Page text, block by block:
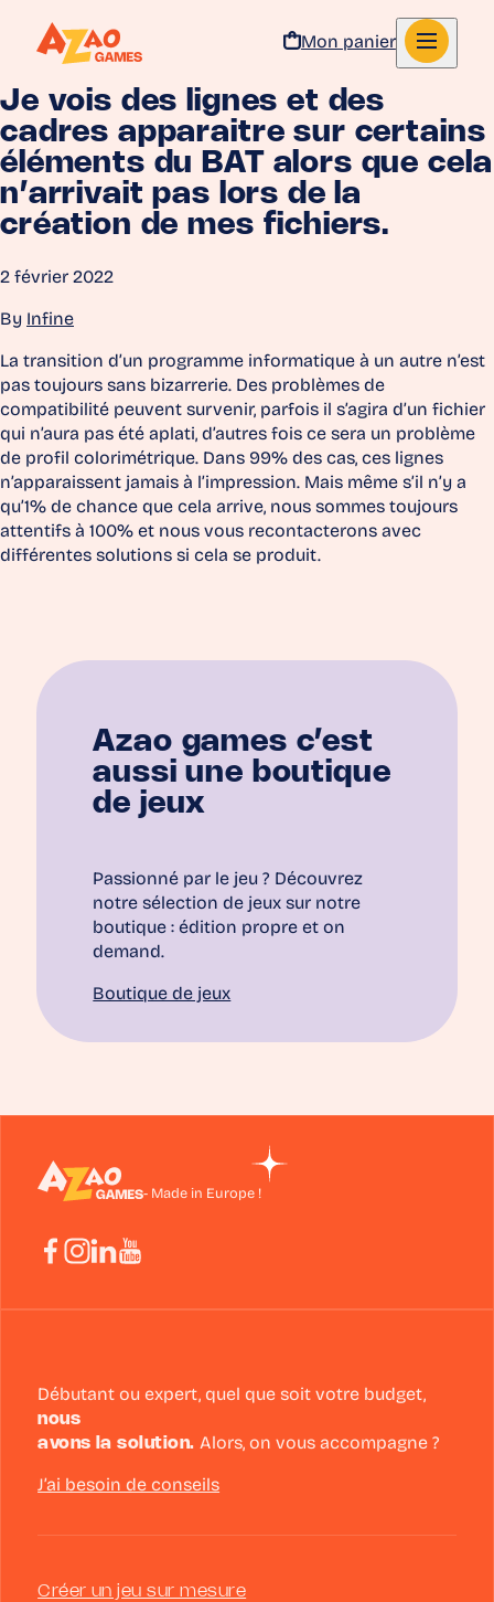
Aller au contenu
Mon panier
Je vois des lignes et des
cadres apparaitre sur certains
éléments du BAT alors que cela
n’arrivait pas lors de la
création de mes fichiers.
2 février 2022
By Infine
La transition d’un programme informatique à un autre n’est
pas toujours sans bizarrerie. Des problèmes de
compatibilité peuvent survenir, parfois il s’agira d’un fichier
qui n’aura pas été aplati, d’autres fois ce sera un problème
de profil colorimétrique. Dans 99% des cas, ces lignes
n’apparaissent jamais à l’impression. Mais même s’il n’y a
qu’1% de chance que cela arrive, nous sommes toujours
attentifs à 100% et nous vous recontacterons avec
différentes solutions si cela se produit.
Azao games c’est
aussi une boutique
de jeux
Passionné par le jeu ? Découvrez
notre sélection de jeux sur notre
boutique : édition propre et on
demand.
Boutique de jeux
- Made in Europe !
Débutant ou expert, quel que soit votre budget,
nous
avons la solution. Alors, on vous accompagne ?
J’ai besoin de conseils
Créer un jeu sur mesure